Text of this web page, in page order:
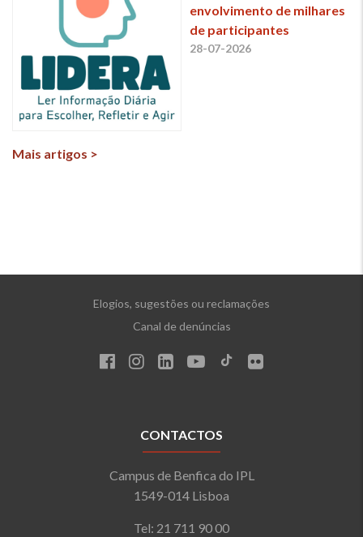
envolvimento de milhares
de participantes
28-07-2026
Mais artigos >
Elogios, sugestões ou reclamações
Canal de denúncias
CONTACTOS
Campus de Benfica do IPL
1549-014 Lisboa
Tel: 21 711 90 00